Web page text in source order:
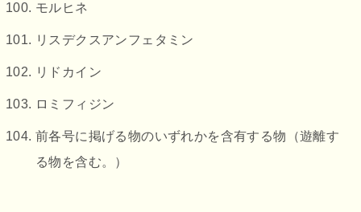
モルヒネ
リスデクスアンフェタミン
リドカイン
ロミフィジン
前各号に掲げる物のいずれかを含有する物（遊離す
る物を含む。）